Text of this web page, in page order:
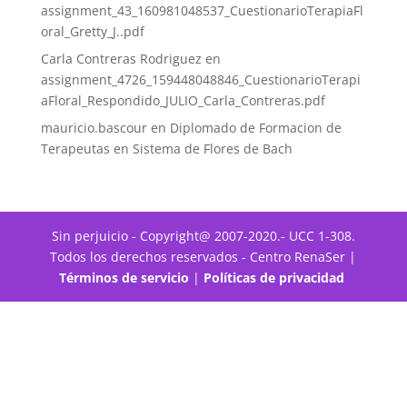
assignment_43_160981048537_CuestionarioTerapiaFl
oral_Gretty_J..pdf
Carla Contreras Rodriguez en
assignment_4726_159448048846_CuestionarioTerapi
aFloral_Respondido_JULIO_Carla_Contreras.pdf
mauricio.bascouren Diplomado de Formacion de
Terapeutas en Sistema de Flores de Bach
Sin perjuicio - Copyright@ 2007-2020.- UCC 1-308.
Todos los derechos reservados - Centro RenaSer |
Términos de servicio | Políticas de privacidad